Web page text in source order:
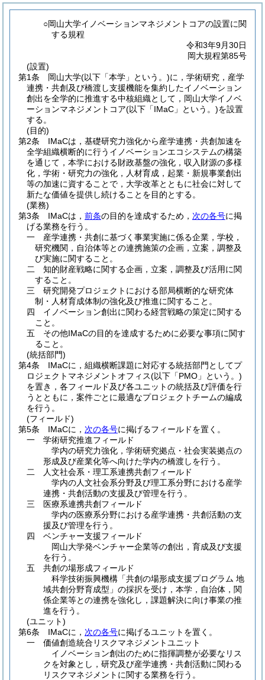
○岡山大学イノベーションマネジメントコアの設置に関
する規程
令和3年9月30日
岡大規程第85号
(設置)
第1条
岡山大学(以下「本学」という。)に，学術研究，産学
連携・共創及び橋渡し支援機能を集約したイノベーション
創出を全学的に推進する中核組織として，岡山大学イノベ
ーションマネジメントコア(以下「IMaC」という。)を設置
する。
(目的)
第2条
IMaCは，基礎研究力強化から産学連携・共創加速を
全学組織横断的に行うイノベーションエコシステムの構築
を通じて，本学における財政基盤の強化，収入財源の多様
化，学術・研究力の強化，人材育成，起業・新規事業創出
等の加速に資することで，大学改革とともに社会に対して
新たな価値を提供し続けることを目的とする。
(業務)
第3条
IMaCは， 前条の目的を達成するため， 次の各号に掲
げる業務を行う。
一
産学連携・共創に基づく事業実施に係る企業，学校，
研究機関，自治体等との連携施策の企画，立案，調整及
び実施に関すること。
二
知的財産戦略に関する企画，立案，調整及び活用に関
すること。
三
研究開発プロジェクトにおける部局横断的な研究体
制・人材育成体制の強化及び推進に関すること。
四
イノベーション創出に関わる経営戦略の策定に関する
こと。
五
その他IMaCの目的を達成するために必要な事項に関す
ること。
(統括部門)
第4条
IMaCに，組織横断課題に対応する統括部門としてプ
ロジェクトマネジメントオフィス(以下「PMO」という。)
を置き，各フィールド及び各ユニットの統括及び評価を行
うとともに，案件ごとに最適なプロジェクトチームの編成
を行う。
(フィールド)
第5条
IMaCに， 次の各号に掲げるフィールドを置く。
一
学術研究推進フィールド
学内の研究力強化，学術研究拠点・社会実装拠点の
形成及び産業化等へ向けた学内の橋渡しを行う。
二
人文社会系・理工系連携共創フィールド
学内の人文社会系分野及び理工系分野における産学
連携・共創活動の支援及び管理を行う。
三
医療系連携共創フィールド
学内の医療系分野における産学連携・共創活動の支
援及び管理を行う。
四
ベンチャー支援フィールド
岡山大学発ベンチャー企業等の創出，育成及び支援
を行う。
五
共創の場形成フィールド
科学技術振興機構「共創の場形成支援プログラム 地
域共創分野育成型」の採択を受け，本学，自治体，関
係企業等との連携を強化し，課題解決に向け事業の推
進を行う。
(ユニット)
第6条
IMaCに， 次の各号に掲げるユニットを置く。
一
価値創造統合リスクマネジメントユニット
イノベーション創出のために指揮調整が必要なリス
クを対象とし，研究及び産学連携・共創活動に関わる
リスクマネジメントに関する業務を行う。